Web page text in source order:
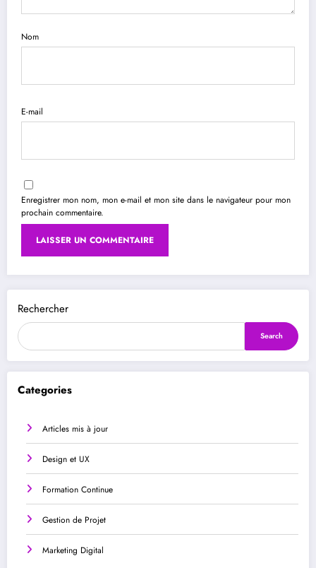
Rechercher
Search
Categories
Articles mis à jour
Design et UX
Formation Continue
Gestion de Projet
Marketing Digital
Nom
E-mail
Enregistrer mon nom, mon e-mail et mon site dans le navigateur pour mon
prochain commentaire.